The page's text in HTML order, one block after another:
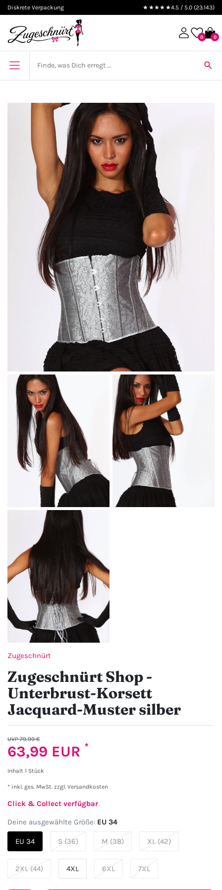
Diskrete Verpackung ★★★★★4.5 / 5.0 (23.143)
0 0
Zugeschnürt
Zugeschnürt Shop -
Unterbrust-Korsett
Jacquard-Muster silber
UVP 79,99 €
63,99 EUR *
Inhalt 1 Stück
* inkl. ges. MwSt. zzgl. Versandkosten
Click & Collect verfügbar
Deine ausgewählte Größe: EU 34
EU 34 S (36) M (38) XL (42)
2XL (44) 4XL 6XL 7XL